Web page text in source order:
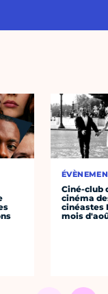
Ciné-club
cinéma
cinéastes
mois